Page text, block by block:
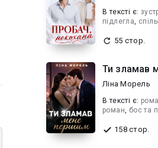
В текcті є:
підлегла,
55 стор.
Ти зламав
Ліна Морель
В текcті є:
роман, бос та
158 стор.